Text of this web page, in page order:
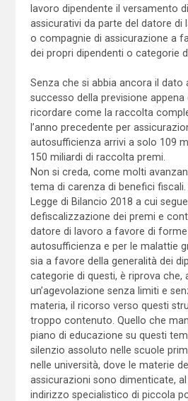
lavoro dipendente il versamento
assicurativi da parte del datore di
o compagnie di assicurazione a
dei propri dipendenti o categorie
Senza che si abbia ancora il dato
successo della previsione appena
ricordare come la raccolta
l’anno precedente per
autosufficienza arrivi a solo 109
150 miliardi di raccolta premi.
Non si creda, come molti
tema di carenza di benefici fiscali.
Legge di Bilancio 2018 a cui
defiscalizzazione dei premi e
datore di lavoro a favore di
autosufficienza e per le malattie
sia a favore della generalità dei
categorie di questi, è riprova che,
un’agevolazione senza limiti e
materia, il ricorso verso questi
troppo contenuto. Quello che
piano di educazione su questi
silenzio assoluto nelle scuole
nelle università, dove le materie
assicurazioni sono dimenticate,
indirizzo specialistico di piccola